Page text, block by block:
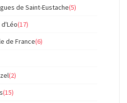
de Saint-Eustache(5)
d'Léo(17)
de France(6)
(2)
(15)